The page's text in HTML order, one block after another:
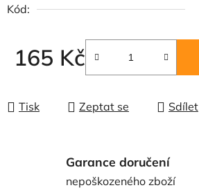
Kód:
165 Kč
Tisk Zeptat se Sdílet
Garance doručení
nepoškozeného zboží